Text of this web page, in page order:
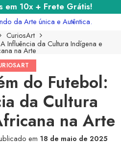
em 10x + Frete Grátis!
da Arte única e Autêntica.
CuriosArt
Influência da Cultura Indígena e
na Arte
do Futebol:
da Cultura
na Arte
em 18 de maio de 2025